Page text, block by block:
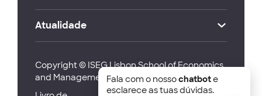
Atualidade
Copyright © ISEG Lisbon School of Economics
and Management 2026Fala com o nossochatbote
esclarece as tuas dúvidas.